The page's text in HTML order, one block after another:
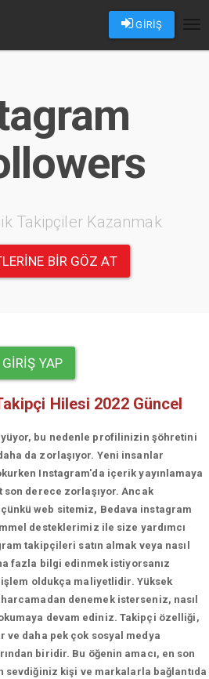
GİRİŞ
Takipçiler Kazanmak
BIR GÖZ AT
GIRIŞ YAP
Hilesi 2022 Güncel
bu nedenle profilinizin şöhretini
da zorlaşıyor. Yeni insanlar
Instagram'da içerik yayınlamaya
son derece zorlaşıyor. Ancak
web sitemiz, Bedava instagram
desteklerimiz ile size yardımcı
takipçileri satın almak veya nasıl
fazla bilgi edinmek istiyorsanız
işlem oldukça maliyetlidir. Yüksek
denemek isterseniz, nasıl
devam ediniz. Takipçi özelliği,
ve daha pek çok sosyal medya
biridir. Bu öğenin amacı, en son
kişi ve markalarla bağlantıda